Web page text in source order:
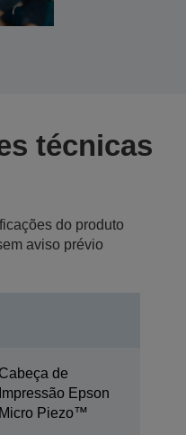
técnicas
do produto
aviso prévio
Cabeça de
Impressão Epson
Micro Piezo™